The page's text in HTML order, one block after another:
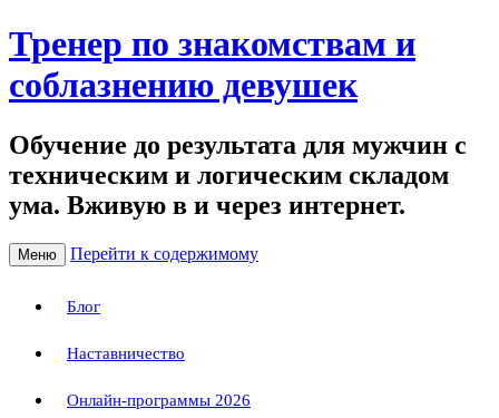
Тренер по знакомствам и
соблазнению девушек
Обучение до результата для мужчин с
техническим и логическим складом
ума. Вживую в и через интернет.
Меню Перейти к содержимому
Блог
Наставничество
Онлайн-программы 2026